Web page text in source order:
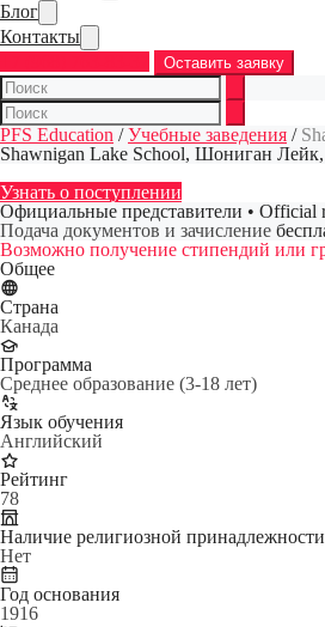
Блог
Контакты
Оставить заявку
PFS Education / Учебные заведения /
Shawnigan Lake School, Шониган
Узнать о поступлении
Официальные представители • Official
Подача документов и зачисление
Возможно получение стипендий или
Общее
Страна
Канада
Программа
Среднее образование (3-18 лет)
Язык обучения
Английский
Рейтинг
78
Наличие религиозной принадлежности
Нет
Год основания
1916